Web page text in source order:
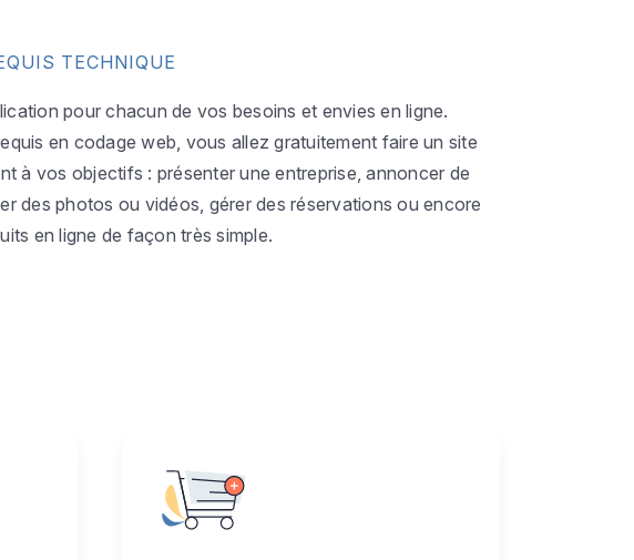
TECHNIQUE
pour chacun de vos besoins et envies en ligne.
en codage web, vous allez gratuitement faire un site
à vos objectifs : présenter une entreprise, annoncer de
des photos ou vidéos, gérer des réservations ou encore
en ligne de façon très simple.